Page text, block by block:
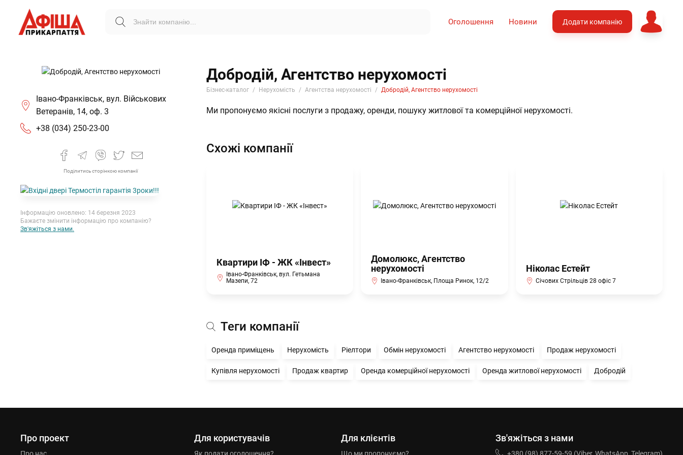
Оголошення Новини Додати компанію
Івано-Франківськ, вул. Військових
Ветеранів, 14, оф. 3
+38 (034) 250-23-00
Поділитись сторінкою компанії
Інформацію оновлено: 14 березня 2023
Бажаєте змінити інформацію про компанію?
Зв'яжіться з нами.
Добродій, Агентство нерухомості
Бізнес-каталог Нерухомість Агентства нерухомості Добродій, Агентство нерухомості
Ми пропонуємо якісні послуги з продажу, оренди, пошуку житлової та комерційної нерухомості.
Схожі компанії
Квартири ІФ - ЖК «Інвест»
Івано-Франківськ, вул. Гетьмана
Мазепи, 72
Домолюкс, Агентство
нерухомості
Івано-Франківськ, Площа Ринок, 12/2
Ніколас Естейт
Січових Стрільців 28 офіс 7
Теги компанії
Оренда приміщень Нерухомість Ріелтори Обмін нерухомості Агентство нерухомості Продаж нерухомості
Купівля нерухомості Продаж квартир Оренда комерційної нерухомості Оренда житлової нерухомості Добродій
Про проект Для користувачів Для клієнтів Зв'яжіться з нами